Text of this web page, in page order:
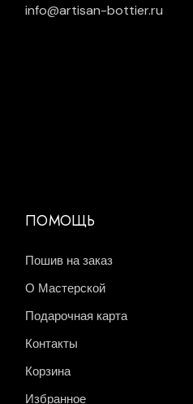
info@artisan-bottier.ru
ПОМОЩЬ
Пошив на заказ
О Мастерской
Подарочная карта
Контакты
Корзина
Избранное